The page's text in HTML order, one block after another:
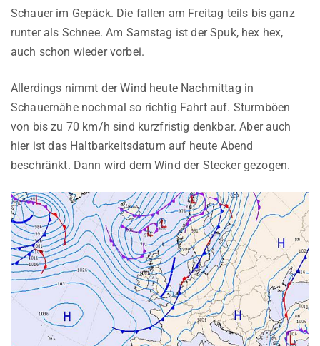
Schauer im Gepäck. Die fallen am Freitag teils bis ganz
runter als Schnee. Am Samstag ist der Spuk, hex hex,
auch schon wieder vorbei.
Allerdings nimmt der Wind heute Nachmittag in
Schauernähe nochmal so richtig Fahrt auf. Sturmböen
von bis zu 70 km/h sind kurzfristig denkbar. Aber auch
hier ist das Haltbarkeitsdatum auf heute Abend
beschränkt. Dann wird dem Wind der Stecker gezogen.